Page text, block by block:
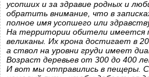
усопших и за здравие родных и
обратить внимание, что в
полное имя усопшего или
На территории обители имеется
великаны. Их крона достигает в
а ствол на уровни груди имеет
Возраст деревьев от 300 до 400
И вот мы отправились в пещеры.